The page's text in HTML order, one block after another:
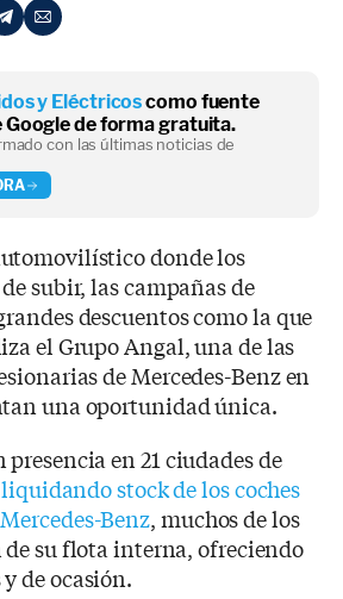
y Eléctricoscomo fuente
Google de forma gratuita.
con las últimas noticias de
donde los
subir, las campañas de
descuentos como la que
el Grupo Angal, una de las
de Mercedes-Benz en
una oportunidad única.
en 21 ciudades de
stock de los coches
Benz, muchos de los
su flota interna, ofreciendo
de ocasión.